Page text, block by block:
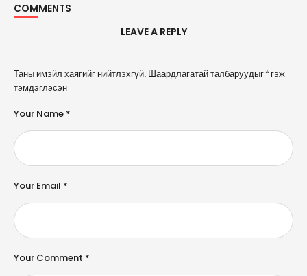
COMMENTS
LEAVE A REPLY
Таны имэйл хаягийг нийтлэхгүй. Шаардлагатай талбаруудыг*гэж
тэмдэглэсэн
Your Comment *
Your Name *
Your Email *
A
l
e
n
a
ti
e